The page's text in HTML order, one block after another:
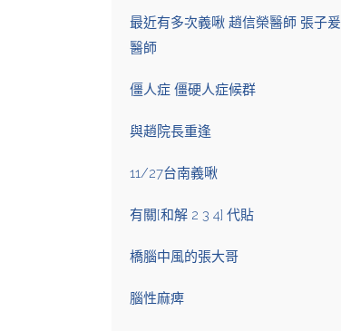
最近有多次義啾 趙信榮醫師 張子爰
醫師
僵人症 僵硬人症候群
與趙院長重逢
11/27台南義啾
有關[和解 2 3 4] 代貼
橋腦中風的張大哥
腦性麻痺